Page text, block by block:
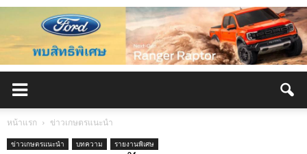
หน้าแรก ข่าวเกษตรแนะนำ
ข่าวเกษตรแนะนำ บทความ รายงานพิเศษ